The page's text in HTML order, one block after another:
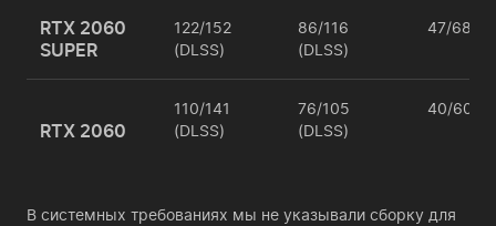
RTX 2060
SUPER
122/152
(DLSS)
86/116
(DLSS)
47/68
RTX 2060
110/141
(DLSS)
76/105
(DLSS)
40/60
В системных требованиях мы не указывали сборку для